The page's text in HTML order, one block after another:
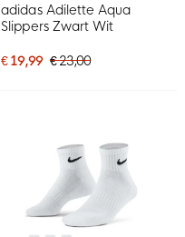
adidas Adilette Aqua
Slippers Zwart Wit
€ 19,99 € 23,00